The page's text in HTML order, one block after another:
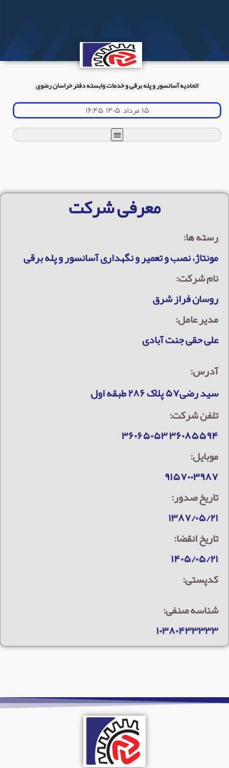
اتحادیه آسانسور و پله برقی و خدمات وابسته دفتر خراسان رضوی
۱۵ مرداد ۱۴۰۵ ۱۶:۴۵
معرفی شرکت
رسته ها:
مونتاژ، نصب و تعمیر و نگهداری آسانسور و پله برقی
نام شرکت:
روسان فراز شرق
مدیر عامل:
علی حقی جنت آبادی
آدرس:
سید رضی۵۷ پلاک ۲۸۶ طبقه اول
تلفن شرکت:
۳۶۰۸۵۵۹۴ ۳۶۰۶۵۰۵۳
موبایل:
۹۱۵۷۰۰۳۹۸۷
تاریخ صدور:
۱۳۸۷/۰۵/۲۱
تاریخ انقضا:
۱۴۰۵/۰۵/۲۱
کدپستی:
شناسه صنفی:
۱۰۳۸۰۴۳۳۳۳۳